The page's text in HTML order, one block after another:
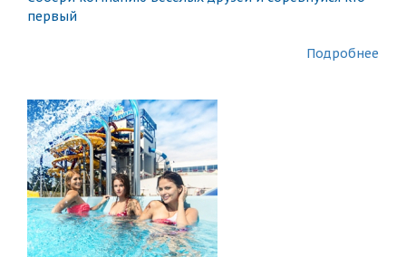
первый
Подробнее